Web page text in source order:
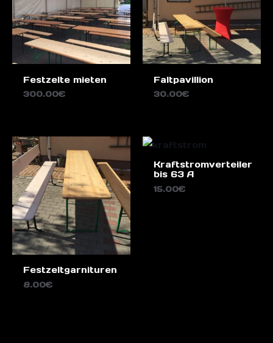
Festzelte mieten
300.00€
Faltpavillion
30.00€
Festzeltgarnituren
8.00€
Kraftstromverteiler
bis 63 A
15.00€